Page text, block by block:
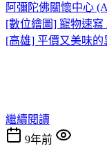
阿彌陀佛關懷中心
[數位繪圖] 寵物速寫
[高雄] 平價又美味
繼續閱讀
9年前